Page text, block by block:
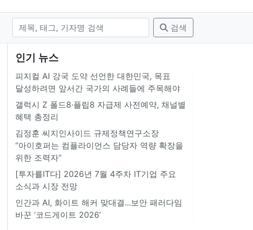
검색
인기 뉴스
피지컬 AI 강국 도약 선언한 대한민국, 목표
달성하려면 앞서간 국가의 사례들에 주목해야
갤럭시 Z 폴드8·플립8 자급제 사전예약, 채널별
혜택 총정리
김정훈 씨지인사이드 규제정책연구소장
“아이호퍼는 컴플라이언스 담당자 역량 확장을
위한 조력자”
[투자를IT다] 2026년 7월 4주차 IT기업 주요
소식과 시장 전망
인간과 AI, 화이트 해커 맞대결...보안 패러다임
바꾼 ‘코드게이트 2026’